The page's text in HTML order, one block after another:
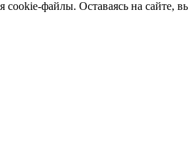
файлы. Оставаясь на сайте,